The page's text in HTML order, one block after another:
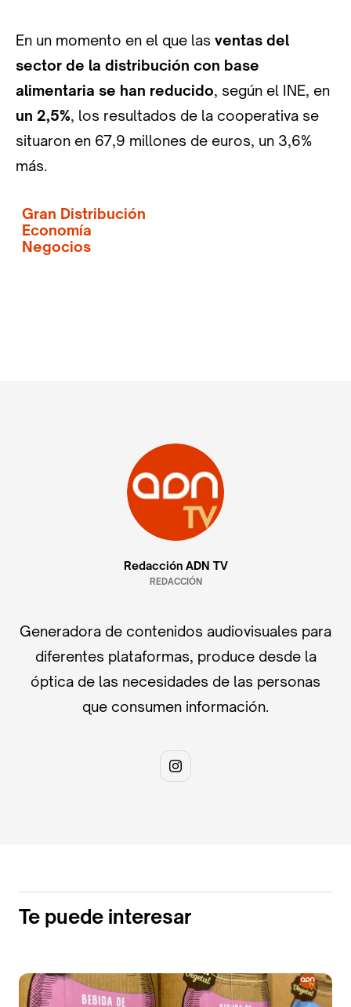
En un momento en el que las ventas del
sector de la distribución con base
alimentaria se han reducido, según el INE, en
un 2,5%, los resultados de la cooperativa se
situaron en 67,9 millones de euros, un 3,6%
más.
Gran Distribución
Economía
Negocios
Redacción ADN TV
REDACCIÓN
Generadora de contenidos audiovisuales para
diferentes plataformas, produce desde la
óptica de las necesidades de las personas
que consumen información.
Te puede interesar